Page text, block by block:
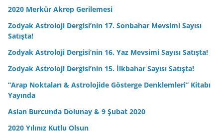
2020 Merkür Akrep Gerilemesi
Zodyak Astroloji Dergisi’nin 17. Sonbahar Mevsimi Sayısı
Satışta!
Zodyak Astroloji Dergisi’nin 16. Yaz Mevsimi Sayısı Satışta!
Zodyak Astroloji Dergisi’nin 15. İlkbahar Sayısı Satışta!
“Arap Noktaları & Astrolojide Gösterge Denklemleri” Kitabı
Yayında
Aslan Burcunda Dolunay & 9 Şubat 2020
2020 Yılınız Kutlu Olsun